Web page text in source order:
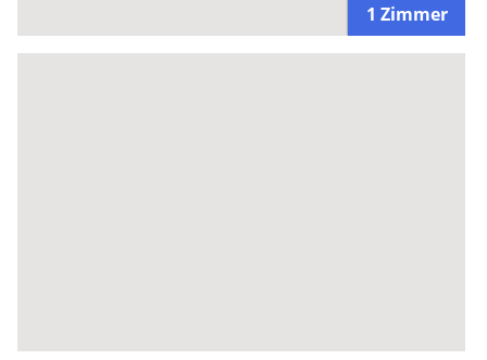
1 Zimmer